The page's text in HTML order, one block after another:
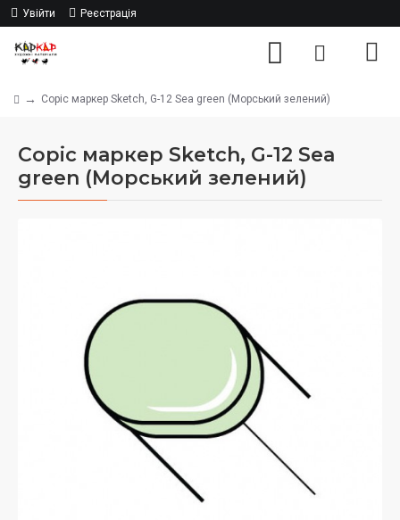
Увійти Реєстрація
Copic маркер Sketch, G-12 Sea green (Морський зелений)
Copic маркер Sketch, G-12 Sea
green (Морський зелений)